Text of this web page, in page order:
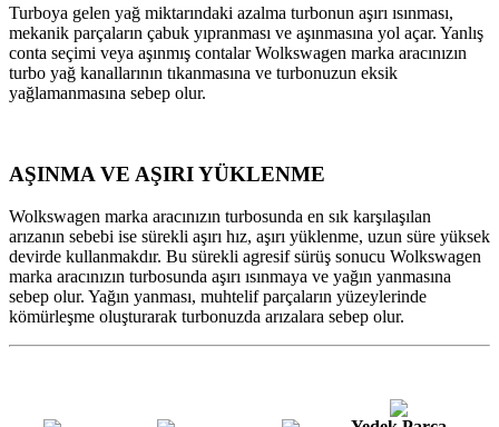
Turboya gelen yağ miktarındaki azalma turbonun aşırı ısınması,
mekanik parçaların çabuk yıpranması ve aşınmasına yol açar. Yanlış
conta seçimi veya aşınmış contalar Wolkswagen marka aracınızın
turbo yağ kanallarının tıkanmasına ve turbonuzun eksik
yağlamanmasına sebep olur.
AŞINMA VE AŞIRI YÜKLENME
Wolkswagen marka aracınızın turbosunda en sık karşılaşılan
arızanın sebebi ise sürekli aşırı hız, aşırı yüklenme, uzun süre yüksek
devirde kullanmakdır. Bu sürekli agresif sürüş sonucu Wolkswagen
marka aracınızın turbosunda aşırı ısınmaya ve yağın yanmasına
sebep olur. Yağın yanması, muhtelif parçaların yüzeylerinde
kömürleşme oluşturarak turbonuzda arızalara sebep olur.